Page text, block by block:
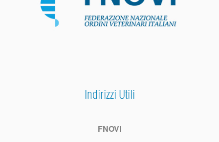
Indirizzi Utili
FNOVI